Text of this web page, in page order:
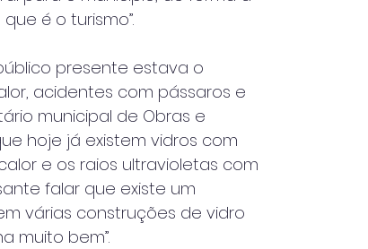
é o turismo”.
presente estava o
acidentes com pássaros e
municipal de Obras e
hoje já existem vidros com
e os raios ultravioletas com
falar que existe um
várias construções de vidro
muito bem”.